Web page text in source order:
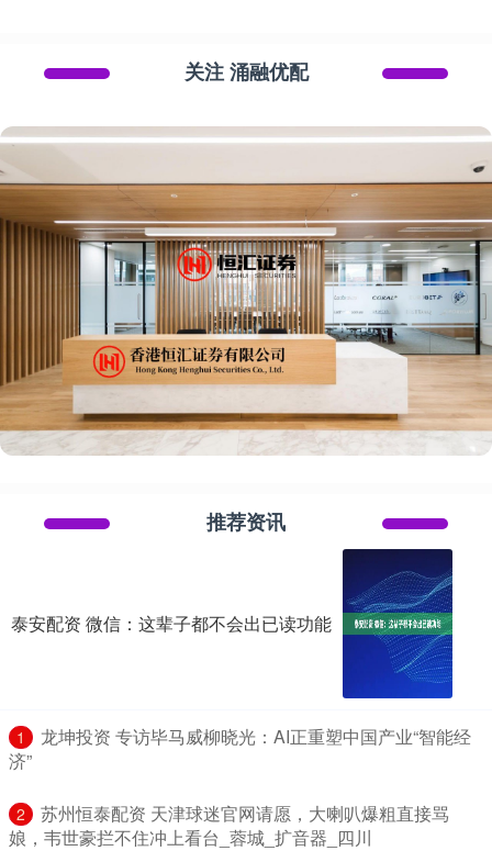
关注 涌融优配
推荐资讯
泰安配资 微信：这辈子都不会出已读功能
1
​龙坤投资 专访毕马威柳晓光：AI正重塑中国产业“智能经
济”
2
​苏州恒泰配资 天津球迷官网请愿，大喇叭爆粗直接骂
娘，韦世豪拦不住冲上看台_蓉城_扩音器_四川